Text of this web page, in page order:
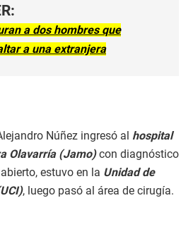
a dos hombres que
a una extranjera
Núñez ingresó al hospital
Olavarría (Jamo)con diagnóstico
estuvo en la Unidad de
, luego pasó al área de cirugía.